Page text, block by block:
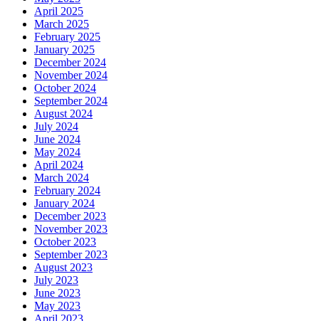
April 2025
March 2025
February 2025
January 2025
December 2024
November 2024
October 2024
September 2024
August 2024
July 2024
June 2024
May 2024
April 2024
March 2024
February 2024
January 2024
December 2023
November 2023
October 2023
September 2023
August 2023
July 2023
June 2023
May 2023
April 2023